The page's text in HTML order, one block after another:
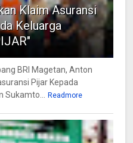
Klaim Asuransi
Keluarga
BRI Magetan, Anton
Pijar Kepada
Sukamto... Readmore